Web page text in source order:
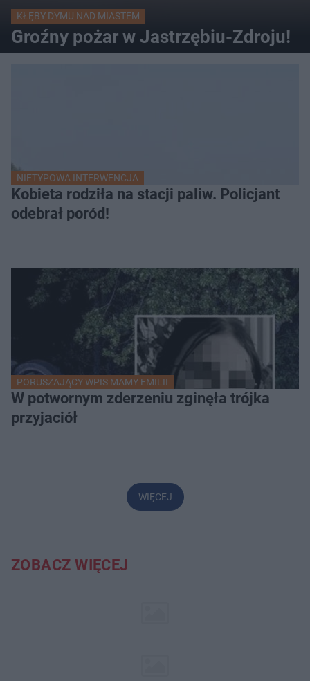
KŁĘBY DYMU NAD MIASTEM
Groźny pożar w Jastrzębiu-Zdroju!
NIETYPOWA INTERWENCJA
Kobieta rodziła na stacji paliw. Policjant
odebrał poród!
PORUSZAJĄCY WPIS MAMY EMILII
W potwornym zderzeniu zginęła trójka
przyjaciół
WIĘCEJ
ZOBACZ WIĘCEJ